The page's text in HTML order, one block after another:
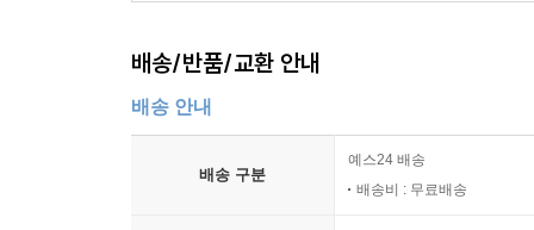
배송/반품/교환 안내
배송 안내
배송 구분
예스24 배송
배송비 : 무료배송